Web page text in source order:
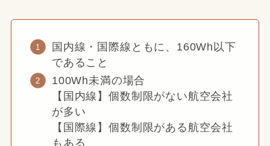
国内線・国際線ともに、160Wh以下
であること
100Wh未満の場合
【国内線】個数制限がない航空会社
が多い
【国際線】個数制限がある航空会社
もある